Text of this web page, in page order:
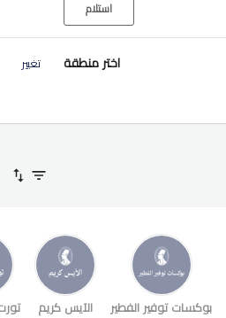
استلام
اختر منطقة تغيير
بوكسات توفير الفطير الآيس كريم